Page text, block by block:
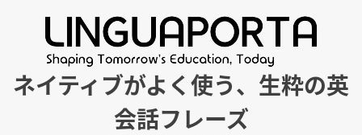
ネイティブがよく使う、生粋の英
会話フレーズ